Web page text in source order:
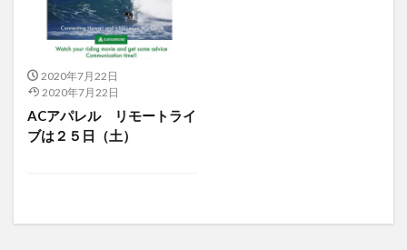
2020年7月22日
2020年7月22日
ACアパレル リモートライ
ブは２５日（土）